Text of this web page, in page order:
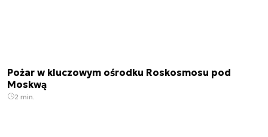
Pożar w kluczowym ośrodku Roskosmosu pod
Moskwą
2 min.